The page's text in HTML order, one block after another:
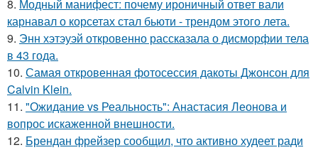
8. Модный манифест: почему ироничный ответ вали
карнавал о корсетах стал бьюти - трендом этого лета.
9. Энн хэтэуэй откровенно рассказала о дисморфии тела
в 43 года.
10. Самая откровенная фотосессия дакоты Джонсон для
Calvin Klein.
11. "Ожидание vs Реальность": Анастасия Леонова и
вопрос искаженной внешности.
12. Брендан фрейзер сообщил, что активно худеет ради